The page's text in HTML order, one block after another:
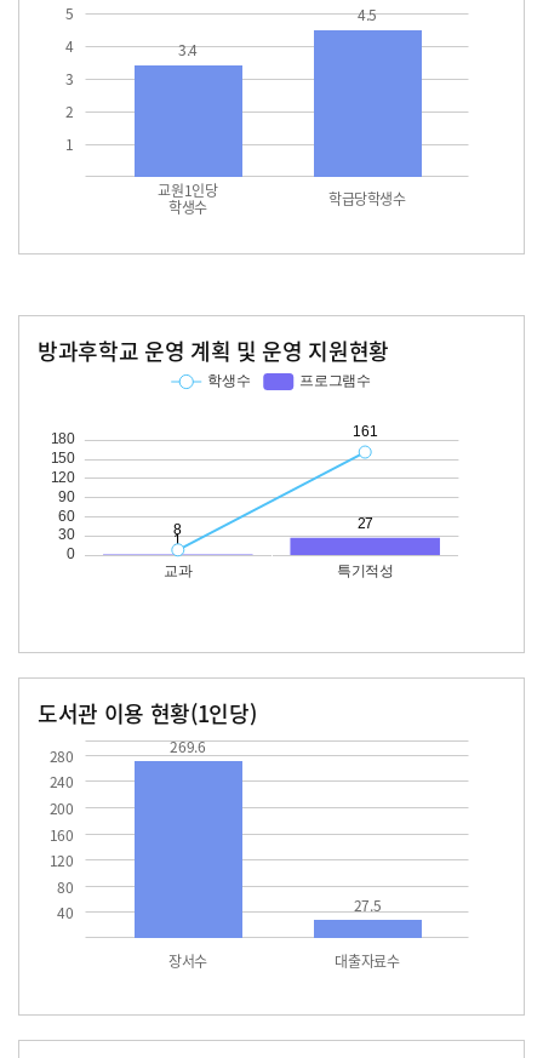
1
2
3
4
5
교원1인당
학생수 학급당학생수
3.4
4.5
방과후학교 운영 계획 및 운영 지원현황
도서관 이용 현황(1인당)
40
80
120
160
200
240
280
장서수 대출자료수
269.6
27.5